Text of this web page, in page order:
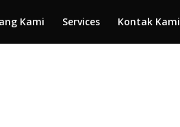
Kami Services Kontak Kami